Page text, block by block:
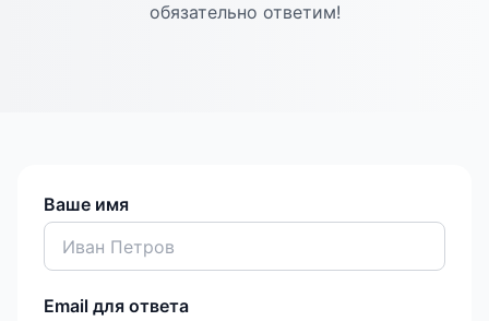
обязательно ответим!
Ваше имя
Email для ответа